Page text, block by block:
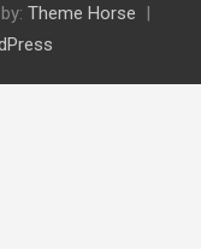
Theme Horse